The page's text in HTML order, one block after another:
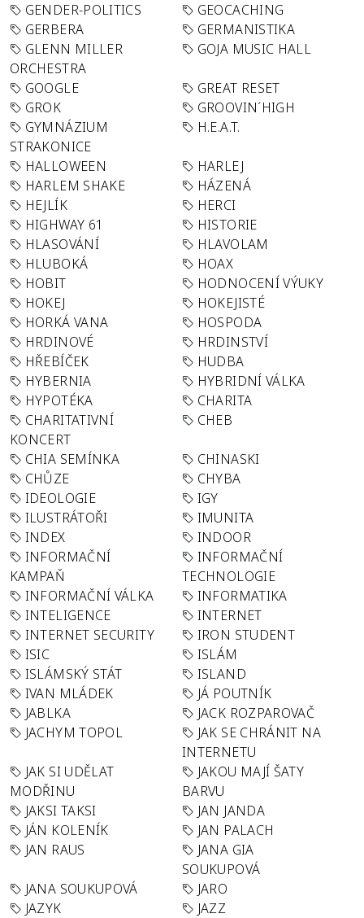
GENDER-POLITICS
GEOCACHING
GERBERA
GERMANISTIKA
GLENN MILLER
ORCHESTRA
GOJA MUSIC HALL
GOOGLE
GREAT RESET
GROK
GROOVIN´HIGH
GYMNÁZIUM
STRAKONICE
H.E.A.T.
HALLOWEEN
HARLEJ
HARLEM SHAKE
HÁZENÁ
HEJLÍK
HERCI
HIGHWAY 61
HISTORIE
HLASOVÁNÍ
HLAVOLAM
HLUBOKÁ
HOAX
HOBIT
HODNOCENÍ VÝUKY
HOKEJ
HOKEJISTÉ
HORKÁ VANA
HOSPODA
HRDINOVÉ
HRDINSTVÍ
HŘEBÍČEK
HUDBA
HYBERNIA
HYBRIDNÍ VÁLKA
HYPOTÉKA
CHARITA
CHARITATIVNÍ
KONCERT
CHEB
CHIA SEMÍNKA
CHINASKI
CHŮZE
CHYBA
IDEOLOGIE
IGY
ILUSTRÁTOŘI
IMUNITA
INDEX
INDOOR
INFORMAČNÍ
KAMPAŇ
INFORMAČNÍ
TECHNOLOGIE
INFORMAČNÍ VÁLKA
INFORMATIKA
INTELIGENCE
INTERNET
INTERNET SECURITY
IRON STUDENT
ISIC
ISLÁM
ISLÁMSKÝ STÁT
ISLAND
IVAN MLÁDEK
JÁ POUTNÍK
JABLKA
JACK ROZPAROVAČ
JACHYM TOPOL
JAK SE CHRÁNIT NA
INTERNETU
JAK SI UDĚLAT
MODŘINU
JAKOU MAJÍ ŠATY
BARVU
JAKSI TAKSI
JAN JANDA
JÁN KOLENÍK
JAN PALACH
JAN RAUS
JANA GIA
SOUKUPOVÁ
JANA SOUKUPOVÁ
JARO
JAZYK
JAZZ